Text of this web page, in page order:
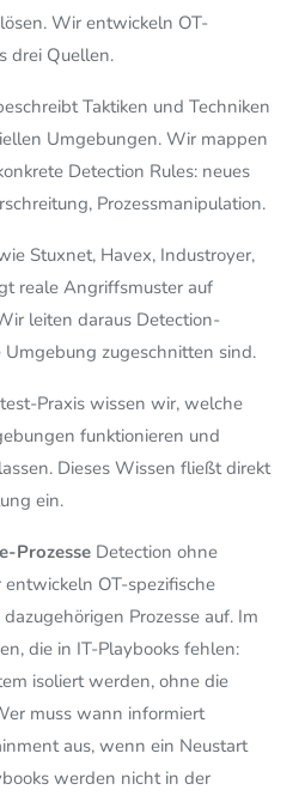
Wir entwickeln OT-
drei Quellen.
Taktiken und Techniken
Umgebungen. Wir mappen
Detection Rules: neues
Prozessmanipulation.
Stuxnet, Havex, Industroyer,
reale Angriffsmuster auf
leiten daraus Detection-
Umgebung zugeschnitten sind.
Praxis wissen wir, welche
funktionieren und
Dieses Wissen fließt direkt
ein.
Prozesse Detection ohne
OT-spezifische
Prozesse auf. Im
die in IT-Playbooks fehlen:
isoliert werden, ohne die
muss wann informiert
aus, wenn ein Neustart
werden nicht in der